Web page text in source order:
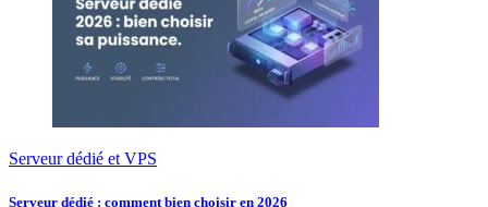
Serveur dédié et VPS
Serveur dédié : comment bien choisir en 2026